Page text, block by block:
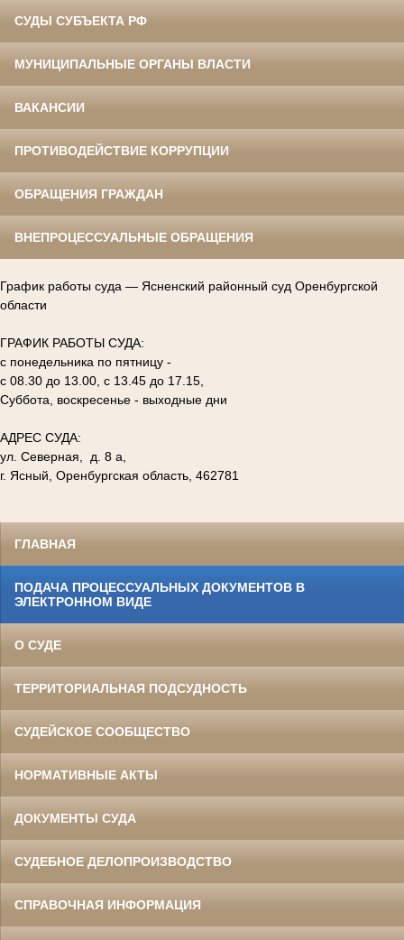
СУДЫ СУБЪЕКТА РФ
МУНИЦИПАЛЬНЫЕ ОРГАНЫ ВЛАСТИ
ВАКАНСИИ
ПРОТИВОДЕЙСТВИЕ КОРРУПЦИИ
ОБРАЩЕНИЯ ГРАЖДАН
ВНЕПРОЦЕССУАЛЬНЫЕ ОБРАЩЕНИЯ
График работы суда — Ясненский районный суд Оренбургской
области
ГРАФИК РАБОТЫ СУДА:
с понедельника по пятницу -
с 08.30 до 13.00, с 13.45 до 17.15,
Суббота, воскресенье - выходные дни
АДРЕС СУДА:
ул. Северная, д. 8 а,
г. Ясный, Оренбургская область, 462781
ГЛАВНАЯ
ПОДАЧА ПРОЦЕССУАЛЬНЫХ ДОКУМЕНТОВ В
ЭЛЕКТРОННОМ ВИДЕ
О СУДЕ
ТЕРРИТОРИАЛЬНАЯ ПОДСУДНОСТЬ
СУДЕЙСКОЕ СООБЩЕСТВО
НОРМАТИВНЫЕ АКТЫ
ДОКУМЕНТЫ СУДА
СУДЕБНОЕ ДЕЛОПРОИЗВОДСТВО
СПРАВОЧНАЯ ИНФОРМАЦИЯ